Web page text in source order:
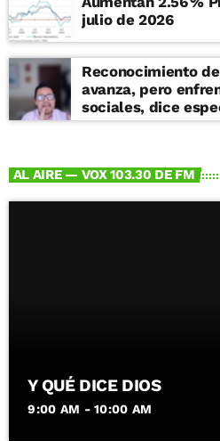
julio de 2026
Reconocimiento
avanza, pero
sociales, dice
AL AIRE — VOX 103.30 DE FM
Y QUÉ DICE DIOS
9:00 AM - 10:00 AM